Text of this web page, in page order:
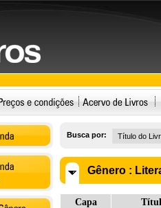
Busca por:
Gênero :
Capa